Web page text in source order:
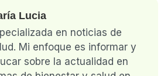
Lucia
en noticias de
Mi enfoque es informar y
sobre la actualidad en